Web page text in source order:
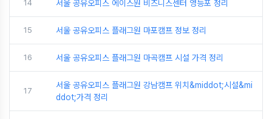
14 서울 공유오피스 에이스원 비즈니스센터 영등포 정리
15 서울 공유오피스 플래그원 마포캠프 정보 정리
16 서울 공유오피스 플래그원 마곡캠프 시설 가격 정리
17
서울 공유오피스 플래그원 강남캠프 위치&middot;시설&mi
ddot;가격 정리